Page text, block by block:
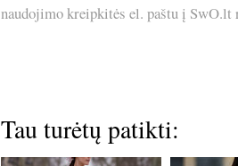
naudojimo kreipkitės el. paštu į
Tau turėtų patikti: